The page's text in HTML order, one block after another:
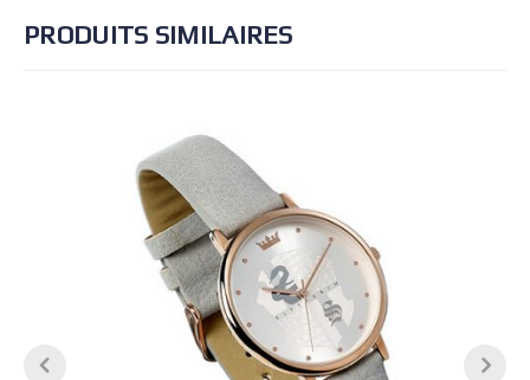
PRODUITS SIMILAIRES